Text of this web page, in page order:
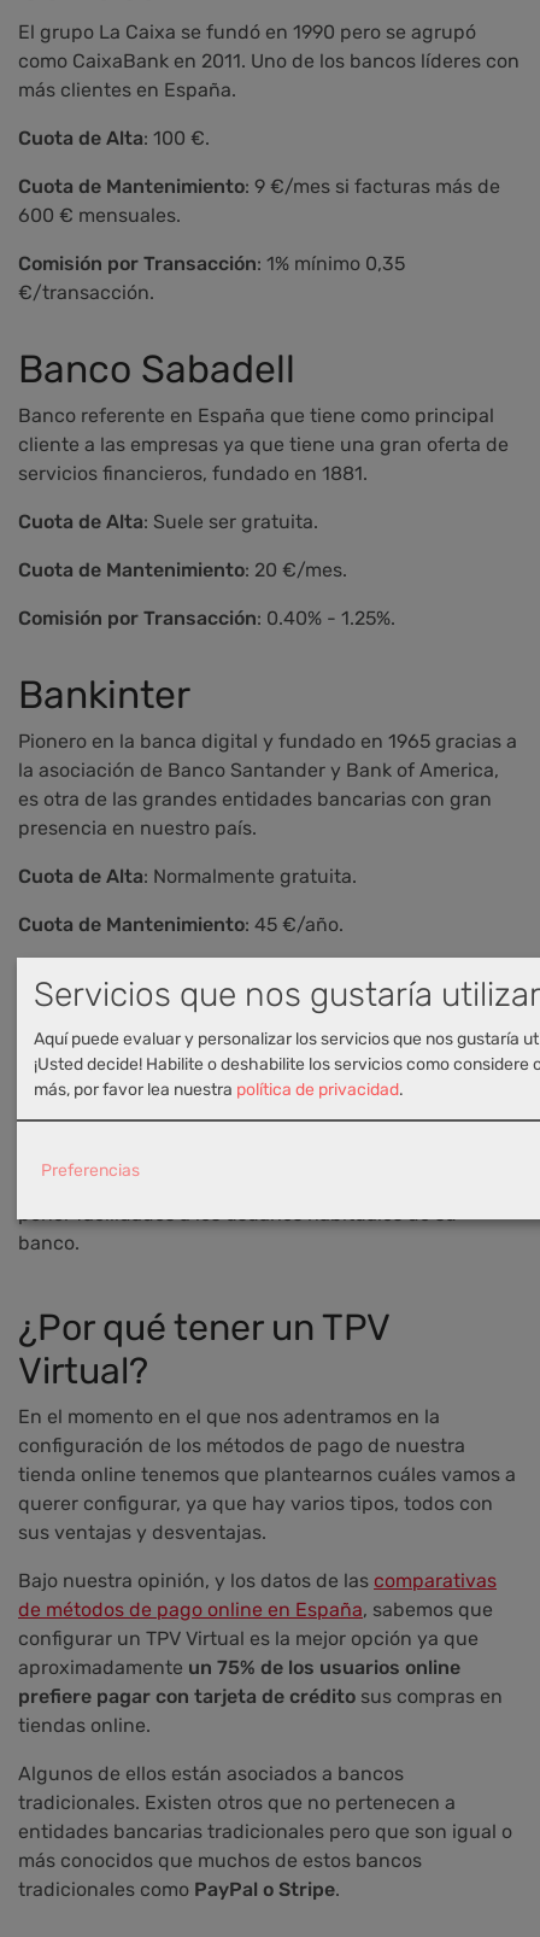
El grupo La Caixa se fundó en 1990 pero se agrupó
como CaixaBank en 2011. Uno de los bancos líderes con
más clientes en España.
Cuota de Alta: 100 €.
Cuota de Mantenimiento: 9 €/mes si facturas más de
600 € mensuales.
Comisión por Transacción: 1% mínimo 0,35
€/transacción.
Banco Sabadell
Banco referente en España que tiene como principal
cliente a las empresas ya que tiene una gran oferta de
servicios financieros, fundado en 1881.
Cuota de Alta: Suele ser gratuita.
Cuota de Mantenimiento: 20 €/mes.
Comisión por Transacción: 0.40% - 1.25%.
Bankinter
Pionero en la banca digital y fundado en 1965 gracias a
la asociación de Banco Santander y Bank of America,
es otra de las grandes entidades bancarias con gran
presencia en nuestro país.
Cuota de Alta: Normalmente gratuita.
Cuota de Mantenimiento: 45 €/año.
un TPV Virtual en España. Evidentemente, hemos
elegido los 5 más comunes que nos hemos encontrado
poner facilidades a los usuarios habituales de su
banco.
¿Por qué tener un TPV
Virtual?
En el momento en el que nos adentramos en la
configuración de los métodos de pago de nuestra
tienda online tenemos que plantearnos cuáles vamos a
querer configurar, ya que hay varios tipos, todos con
sus ventajas y desventajas.
Bajo nuestra opinión, y los datos de las comparativas
de métodos de pago online en España, sabemos que
configurar un TPV Virtual es la mejor opción ya que
aproximadamente un 75% de los usuarios online
prefiere pagar con tarjeta de crédito sus compras en
tiendas online.
Algunos de ellos están asociados a bancos
tradicionales. Existen otros que no pertenecen a
entidades bancarias tradicionales pero que son igual o
más conocidos que muchos de estos bancos
tradicionales como PayPal o Stripe.
Servicios que nos gustaría utilizar
Aquí puede evaluar y personalizar los servicios que nos gustaría
¡Usted decide! Habilite o deshabilite los servicios como considere
más, por favor lea nuestra política de privacidad.
Preferencias